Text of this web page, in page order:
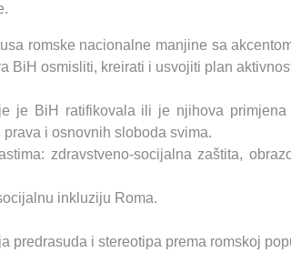
romske nacionalne manjine sa
osmisliti, kreirati i usvojiti plan
je BiH ratifikovala ili je njihova
i osnovnih sloboda svima.
zdravstveno-socijalna zaštita,
inkluziju Roma.
predrasuda i stereotipa prema romskoj